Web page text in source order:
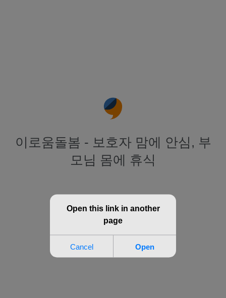
이로움돌봄 - 보호자 맘에 안심, 부
모님 몸에 휴식